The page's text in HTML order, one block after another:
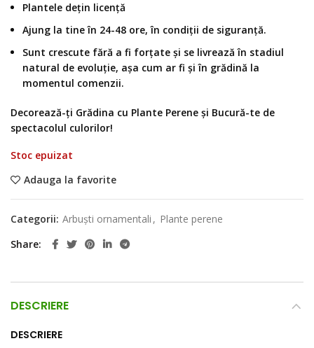
Plantele dețin licență
Ajung la tine în 24-48 ore, în condiții de siguranță.
Sunt crescute fără a fi forțate și se livrează în stadiul
natural de evoluție, așa cum ar fi și în grădină la
momentul comenzii.
Decorează-ți Grădina cu Plante Perene și Bucură-te de
spectacolul culorilor!
Stoc epuizat
Adauga la favorite
Categorii: Arbuști ornamentali , Plante perene
Share
DESCRIERE
DESCRIERE